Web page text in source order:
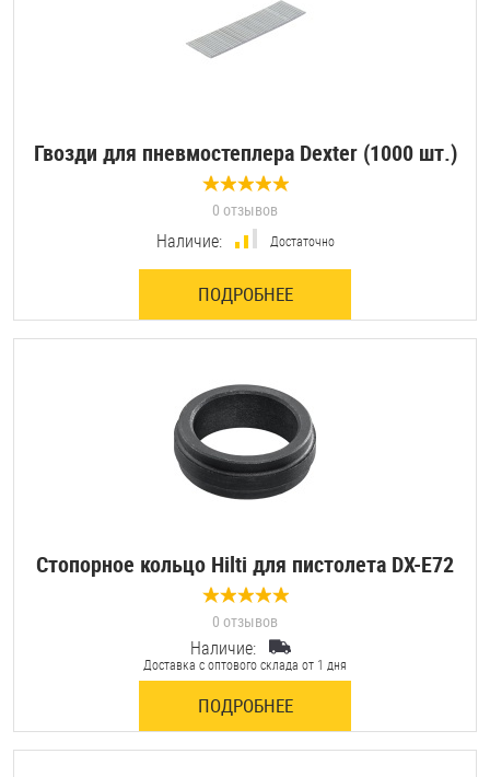
Гвозди для пневмостеплера Dexter (1000 шт.)
0 отзывов
Наличие: Достаточно
ПОДРОБНЕЕ
Стопорное кольцо Hilti для пистолета DX-Е72
0 отзывов
Наличие:
Доставка с оптового склада от 1 дня
ПОДРОБНЕЕ